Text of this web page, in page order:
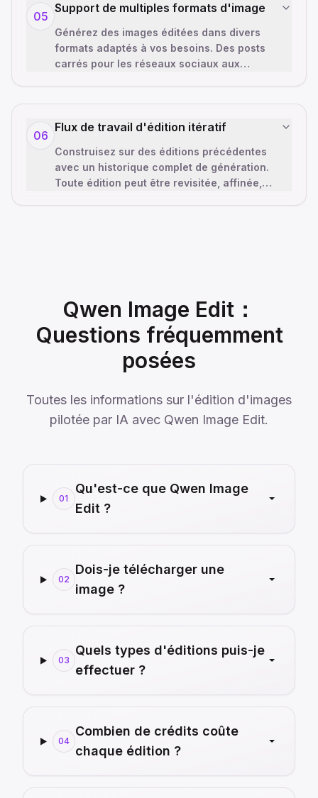
05
Support de multiples formats d'image
Générez des images éditées dans divers
formats adaptés à vos besoins. Des posts
carrés pour les réseaux sociaux aux
06
Flux de travail d'édition itératif
Construisez sur des éditions précédentes
avec un historique complet de génération.
Toute édition peut être revisitée, affinée,
Qwen Image Edit：
Questions fréquemment
posées
Toutes les informations sur l'édition d'images
pilotée par IA avec Qwen Image Edit.
01
Qu'est-ce que Qwen Image
Edit ?
02
Dois-je télécharger une
image ?
03
Quels types d'éditions puis-je
effectuer ?
04
Combien de crédits coûte
chaque édition ?